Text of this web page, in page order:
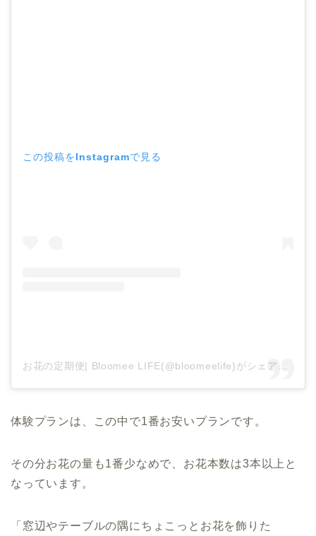
この投稿をInstagramで見る
体験プランは、この中で1番お安いプランです。
その分お花の量も1番少なめで、お花本数は3本以上と
なっています。
「窓辺やテーブルの隅にちょこっとお花を飾りた